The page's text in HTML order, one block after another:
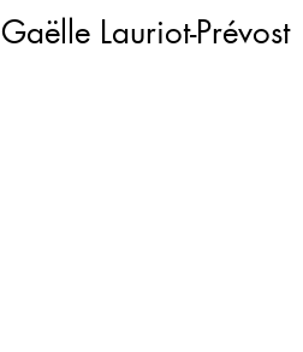
Gaëlle Lauriot-Prévost